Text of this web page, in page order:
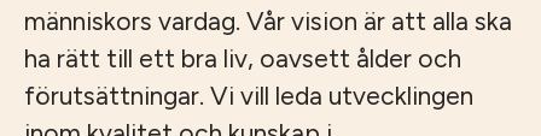
människors vardag. Vår vision är att alla ska
ha rätt till ett bra liv, oavsett ålder och
förutsättningar. Vi vill leda utvecklingen